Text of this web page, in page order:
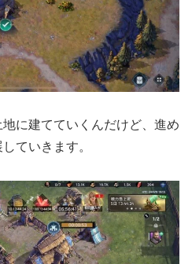
に建てていくんだけど、進め
ていきます。